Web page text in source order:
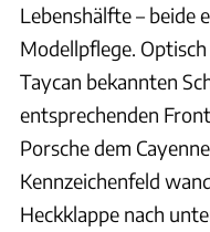
Lebenshälfte – beide
Modellpflege.
Taycan bekannten
entsprechenden
Porsche dem
Kennzeichenfeld
Heckklappe nach